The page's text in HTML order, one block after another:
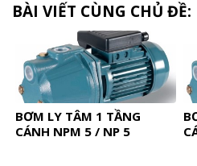
BÀI VIẾT CÙNG CHỦ ĐỀ:
BƠM LY TÂM 1 TẦNG
CÁNH NPM 5 / NP 5